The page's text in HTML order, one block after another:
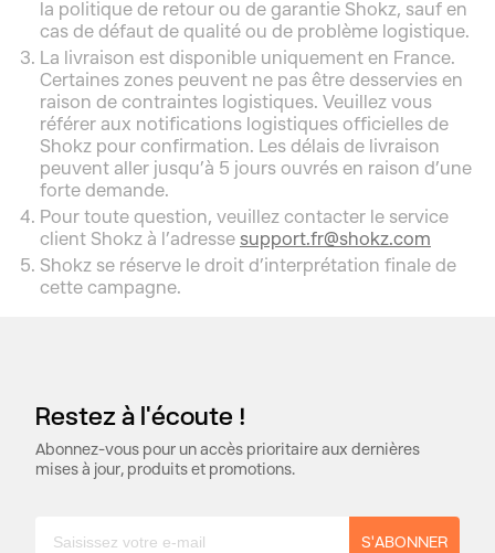
la politique de retour ou de garantie Shokz, sauf en
cas de défaut de qualité ou de problème logistique.
La livraison est disponible uniquement en France.
Certaines zones peuvent ne pas être desservies en
raison de contraintes logistiques. Veuillez vous
référer aux notifications logistiques officielles de
Shokz pour confirmation. Les délais de livraison
peuvent aller jusqu’à 5 jours ouvrés en raison d’une
forte demande.
Pour toute question, veuillez contacter le service
client Shokz à l’adresse support.fr@shokz.com
Shokz se réserve le droit d’interprétation finale de
cette campagne.
Restez à l'écoute !
Abonnez-vous pour un accès prioritaire aux dernières
mises à jour, produits et promotions.
S'ABONNER